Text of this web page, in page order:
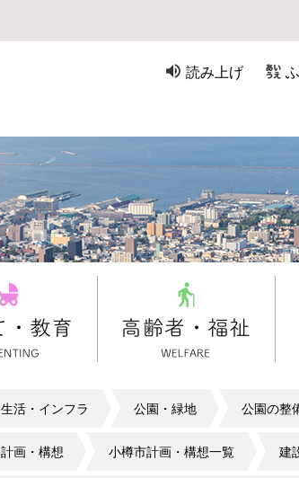
読み上げ
生活・インフラ 公園・緑地 公園の整
計画・構想 小樽市計画・構想一覧 建